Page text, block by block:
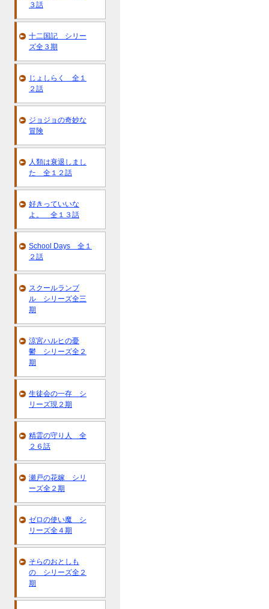
３話
十二国記 シリー
ズ全３期
じょしらく 全１
２話
ジョジョの奇妙な
冒険
人類は衰退しまし
た 全１２話
好きっていいな
よ。 全１３話
School Days 全１
２話
スクールランブ
ル シリーズ全三
期
涼宮ハルヒの憂
鬱 シリーズ全２
期
生徒会の一存 シ
リーズ現２期
精霊の守り人 全
２６話
瀬戸の花嫁 シリ
ーズ全２期
ゼロの使い魔 シ
リーズ全４期
そらのおとしも
の シリーズ全２
期